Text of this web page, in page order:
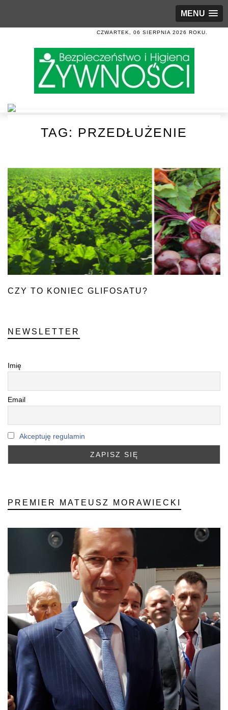
MENU
CZWARTEK, 06 SIERPNIA 2026 ROKU.
TAG: PRZEDŁUŻENIE
CZY TO KONIEC GLIFOSATU?
NEWSLETTER
Imię
Email
Akceptuję regulamin
PREMIER MATEUSZ MORAWIECKI